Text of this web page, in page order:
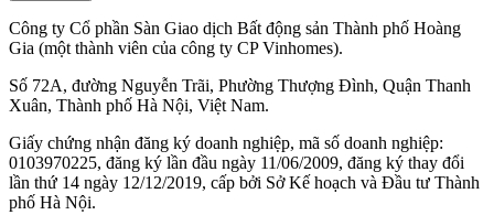
Công ty Cổ phần Sàn Giao dịch Bất động sản Thành phố Hoàng
Gia (một thành viên của công ty CP Vinhomes).
Số 72A, đường Nguyễn Trãi, Phường Thượng Đình, Quận Thanh
Xuân, Thành phố Hà Nội, Việt Nam.
Giấy chứng nhận đăng ký doanh nghiệp, mã số doanh nghiệp:
0103970225, đăng ký lần đầu ngày 11/06/2009, đăng ký thay đổi
lần thứ 14 ngày 12/12/2019, cấp bởi Sở Kế hoạch và Đầu tư Thành
phố Hà Nội.